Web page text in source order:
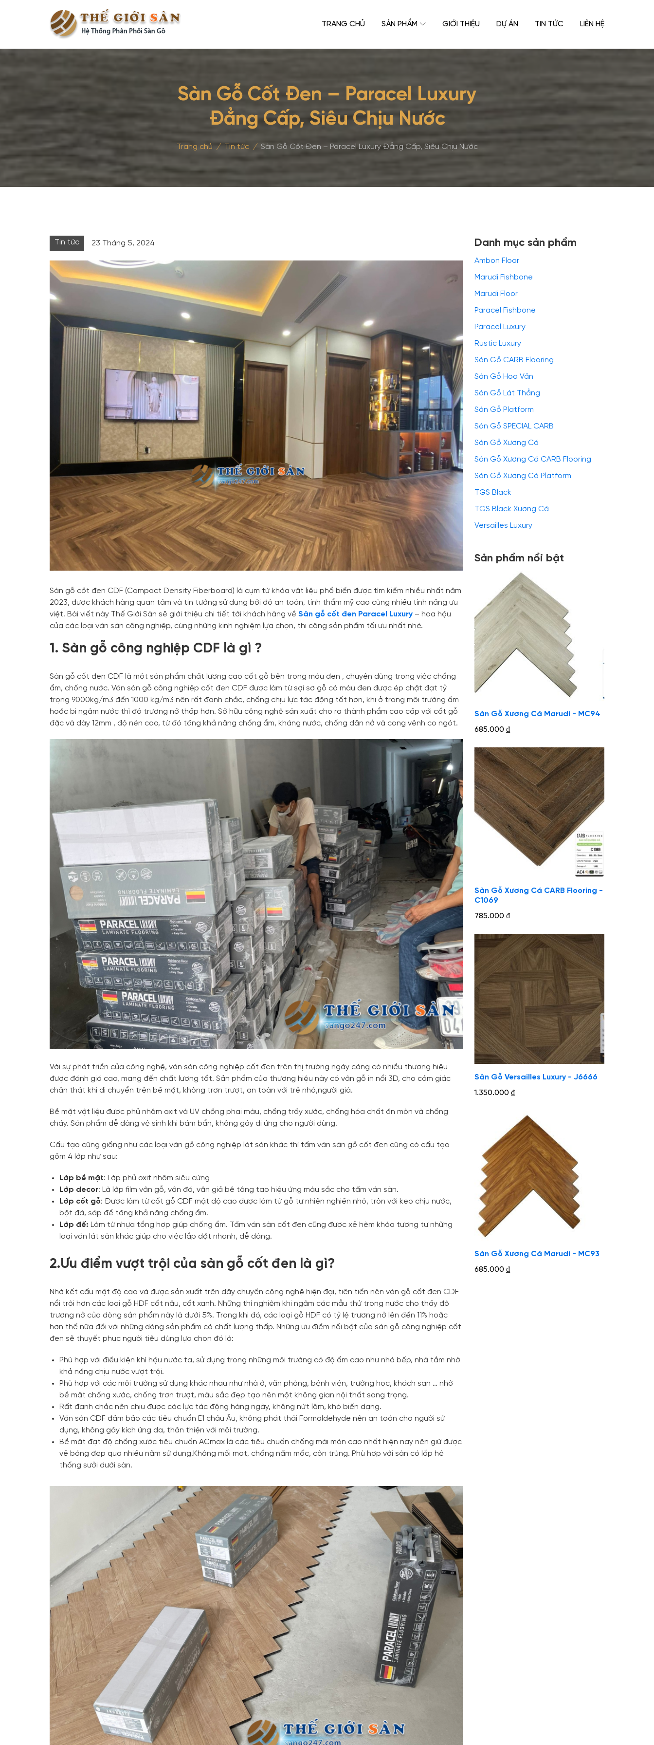
TRANG CHỦ SẢN PHẨM GIỚI THIỆU DỰ ÁN TIN TỨC LIÊN HỆ
Sàn Gỗ Cốt Đen – Paracel Luxury
Đẳng Cấp, Siêu Chịu Nước
Trang chủ / Tin tức / Sàn Gỗ Cốt Đen – Paracel Luxury Đẳng Cấp, Siêu Chịu Nước
Tin tức 23 Tháng 5, 2024
Sàn gỗ cốt đen CDF (Compact Density Fiberboard) là cụm từ khóa vật liệu phổ biến được tìm kiếm nhiều nhất năm
2023, được khách hàng quan tâm và tin tưởng sử dụng bởi độ an toàn, tính thẩm mỹ cao cùng nhiều tính năng ưu
việt. Bài viết này Thế Giới Sàn sẽ giới thiệu chi tiết tới khách hàng về Sàn gỗ cốt đen Paracel Luxury – hoa hậu
của các loại ván sàn công nghiệp, cùng những kinh nghiệm lựa chọn, thi công sản phẩm tối ưu nhất nhé.
1. Sàn gỗ công nghiệp CDF là gì ?
Sàn gỗ cốt đen CDF là một sản phẩm chất lượng cao cốt gỗ bên trong màu đen , chuyên dùng trong việc chống
ẩm, chống nước. Ván sàn gỗ công nghiệp cốt đen CDF được làm từ sợi sơ gỗ có màu đen được ép chặt đạt tỷ
trọng 9000kg/m3 đến 1000 kg/m3 nên rất đanh chắc, chống chịu lực tác động tốt hơn, khi ở trong môi trường ẩm
hoặc bị ngâm nước thì độ trương nở thấp hơn. Sở hữu công nghệ sản xuất cho ra thành phẩm cao cấp với cốt gỗ
đặc và dày 12mm , độ nén cao, từ đó tăng khả năng chống ẩm, kháng nước, chống dãn nở và cong vênh co ngót.
Với sự phát triển của công nghệ, ván sàn công nghiệp cốt đen trên thị trường ngày càng có nhiều thương hiệu
được đánh giá cao, mang đến chất lượng tốt. Sản phẩm của thương hiệu này có vân gỗ in nổi 3D, cho cảm giác
chân thật khi di chuyển trên bề mặt, không trơn trượt, an toàn với trẻ nhỏ,người già.
Bề mặt vật liệu được phủ nhôm oxit và UV chống phai màu, chống trầy xước, chống hóa chất ăn mòn và chống
cháy. Sản phẩm dễ dàng vệ sinh khi bám bẩn, không gây dị ứng cho người dùng.
Cấu tạo cũng giống như các loại ván gỗ công nghiệp lát sàn khác thì tấm ván sàn gỗ cốt đen cũng có cấu tạo
gồm 4 lớp như sau:
Lớp bề mặt: Lớp phủ oxit nhôm siêu cứng
Lớp decor: Là lớp film vân gỗ, vân đá, vân giả bê tông tạo hiệu ứng màu sắc cho tấm ván sàn.
Lớp cốt gỗ: Được làm từ cốt gỗ CDF mật độ cao được làm từ gỗ tự nhiên nghiền nhỏ, trôn với keo chịu nước,
bột đá, sáp để tăng khả năng chống ẩm.
Lớp đế: Làm từ nhựa tổng hợp giúp chống ẩm. Tấm ván sàn cốt đen cũng được xẻ hèm khóa tương tự những
loại ván lát sàn khác giúp cho việc lắp đặt nhanh, dễ dàng.
2.Ưu điểm vượt trội của sàn gỗ cốt đen là gì?
Nhờ kết cấu mật độ cao và được sản xuất trên dây chuyền công nghệ hiện đại, tiên tiến nên ván gỗ cốt đen CDF
nổi trội hơn các loại gỗ HDF cốt nâu, cốt xanh. Những thí nghiệm khi ngâm các mẫu thử trong nước cho thấy độ
trương nở của dòng sản phẩm này là dưới 5%. Trong khi đó, các loại gỗ HDF có tỷ lệ trương nở lên đến 11% hoặc
hơn thế nữa đối với những dòng sản phẩm có chất lượng thấp. Những ưu điểm nổi bật của sàn gỗ công nghiệp cốt
đen sẽ thuyết phục người tiêu dùng lựa chọn đó là:
Phù hợp với điều kiện khí hậu nước ta, sử dụng trong những môi trường có độ ẩm cao như nhà bếp, nhà tắm nhờ
khả năng chịu nước vượt trội.
Phù hợp với các môi trường sử dụng khác nhau như nhà ở, văn phòng, bệnh viện, trường học, khách sạn … nhờ
bề mặt chống xước, chống trơn trượt, màu sắc đẹp tạo nên một không gian nội thất sang trọng.
Rất đanh chắc nên chịu được các lực tác động hàng ngày, không nứt lõm, khó biến dạng.
Ván sàn CDF đảm bảo các tiêu chuẩn E1 châu Âu, không phát thải Formaldehyde nên an toàn cho người sử
dụng, không gây kích ứng da, thân thiện với môi trường.
Bề mặt đạt độ chống xước tiêu chuẩn ACmax là các tiêu chuẩn chống mài mòn cao nhất hiện nay nên giữ được
vẻ bóng đẹp qua nhiều năm sử dụng.Không mối mọt, chống nấm mốc, côn trùng. Phù hợp với sàn có lắp hệ
thống sưởi dưới sàn.
Danh mục sản phẩm
Ambon Floor
Marudi Fishbone
Marudi Floor
Paracel Fishbone
Paracel Luxury
Rustic Luxury
Sàn Gỗ CARB Flooring
Sàn Gỗ Hoa Văn
Sàn Gỗ Lát Thẳng
Sàn Gỗ Platform
Sàn Gỗ SPECIAL CARB
Sàn Gỗ Xương Cá
Sàn Gỗ Xương Cá CARB Flooring
Sàn Gỗ Xương Cá Platform
TGS Black
TGS Black Xương Cá
Versailles Luxury
Sản phẩm nổi bật
Sàn Gỗ Xương Cá Marudi - MC94
685.000 ₫
Sàn Gỗ Xương Cá CARB Flooring -
C1069
785.000 ₫
Sàn Gỗ Versailles Luxury - J6666
1.350.000 ₫
Sàn Gỗ Xương Cá Marudi - MC93
685.000 ₫